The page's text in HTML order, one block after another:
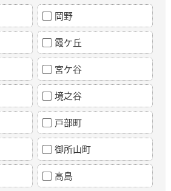
岡野
霞ケ丘
宮ケ谷
境之谷
戸部町
御所山町
高島